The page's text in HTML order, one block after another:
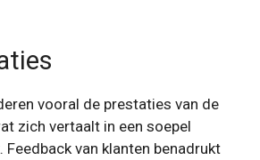
vooral de prestaties van de
zich vertaalt in een soepel
Feedback van klanten benadrukt